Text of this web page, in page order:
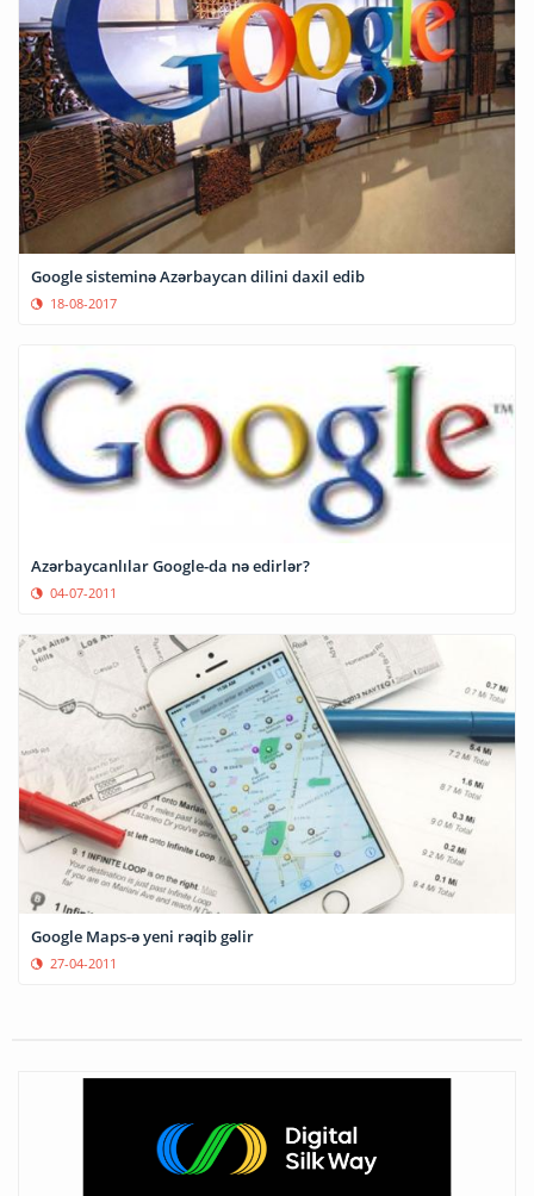
Google sisteminə Azərbaycan dilini daxil edib
18-08-2017
Azərbaycanlılar Google-da nə edirlər?
04-07-2011
Google Maps-ə yeni rəqib gəlir
27-04-2011